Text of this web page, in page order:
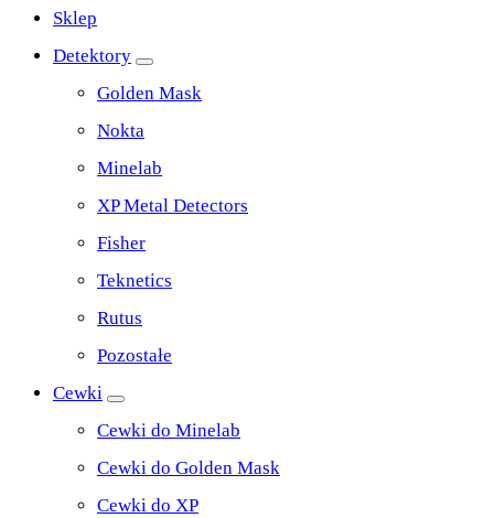
Sklep
Detektory
Golden Mask
Nokta
Minelab
XP Metal Detectors
Fisher
Teknetics
Rutus
Pozostałe
Cewki
Cewki do Minelab
Cewki do Golden Mask
Cewki do XP